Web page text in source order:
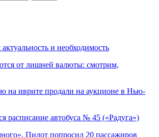
и необходимость
от лишней валюты: смотрим,
на иврите продали на аукционе в Нью-
расписание автобуса № 45 («Радуга»)
Пилот попросил 20 пассажиров